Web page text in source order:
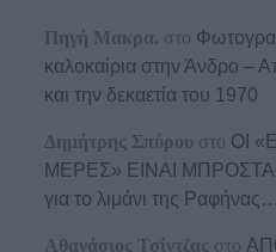
Πηγή Μακρα. στο
καλοκαίρια στην Άνδρο –
και την δεκαετία του 1970
Δημήτρης Σπύρου στο ΟΙ
ΜΕΡΕΣ» ΕΙΝΑΙ ΜΠΡΟΣΤΑ:
για το λιμάνι της Ραφήνας…
Αθανάσιος Τσίντζας στο